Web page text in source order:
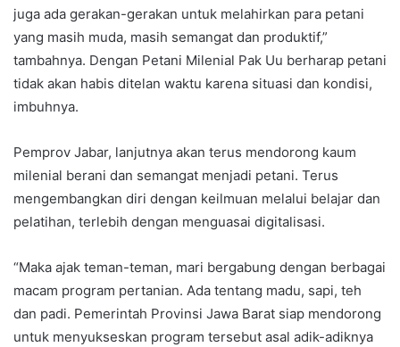
juga ada gerakan-gerakan untuk melahirkan para petani
yang masih muda, masih semangat dan produktif,”
tambahnya. Dengan Petani Milenial Pak Uu berharap petani
tidak akan habis ditelan waktu karena situasi dan kondisi,
imbuhnya.
Pemprov Jabar, lanjutnya akan terus mendorong kaum
milenial berani dan semangat menjadi petani. Terus
mengembangkan diri dengan keilmuan melalui belajar dan
pelatihan, terlebih dengan menguasai digitalisasi.
“Maka ajak teman-teman, mari bergabung dengan berbagai
macam program pertanian. Ada tentang madu, sapi, teh
dan padi. Pemerintah Provinsi Jawa Barat siap mendorong
untuk menyukseskan program tersebut asal adik-adiknya